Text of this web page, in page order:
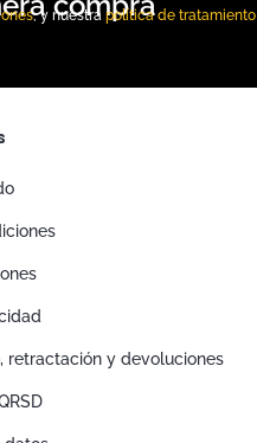
, y nuestra política de tratamiento
retractación y devoluciones